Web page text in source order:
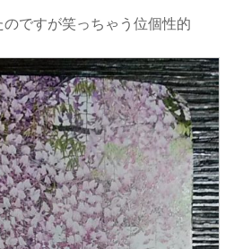
ですが笑っちゃう位個性的